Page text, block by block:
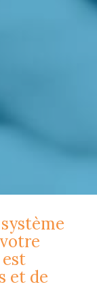
et de